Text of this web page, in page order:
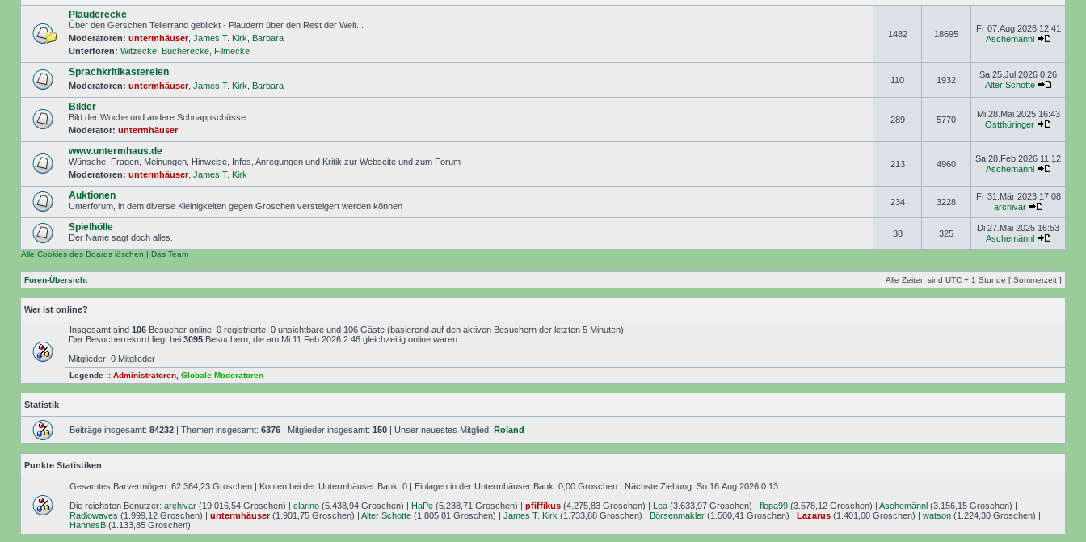
Plauderecke
Über den Gerschen Tellerrand geblickt - Plaudern über den Rest der Welt...
Moderatoren: untermhäuser, James T. Kirk
Barbara
Unterforen: Witzecke Bücherecke Filmecke
1482 18695
Fr 07.Aug 2026 12:41
Aschemännl
Sprachkritikastereien
Moderatoren: untermhäuser, James T. Kirk Barbara
110 1932
Sa 25.Jul 2026 0:26
Alter Schotte
Bilder
Bild der Woche und andere Schnappschüsse...
Moderator: untermhäuser
289 5770
Mi 28.Mai 2025 16:43
Ostthüringer
www.untermhaus.de
Wünsche, Fragen, Meinungen, Hinweise, Infos, Anregungen und Kritik zur Webseite und zum Forum
Moderatoren: untermhäuser, James T. Kirk
213 4960
Sa 28.Feb 2026 11:12
Aschemännl
Auktionen
Unterforum, in dem diverse Kleinigkeiten gegen Groschen versteigert werden können 234 3228
Fr 31.Mär 2023 17:08
archivar
Spielhölle
Der Name sagt doch alles. 38 325
Di 27.Mai 2025 16:53
Aschemännl
Alle Cookies des Boards löschen | Das Team
Foren-Übersicht Alle Zeiten sind UTC + 1 Stunde [ Sommerzeit ]
Wer ist online?
Insgesamt sind 106 Besucher online: 0 registrierte, 0 unsichtbare und 106 Gäste (basierend auf den aktiven Besuchern der letzten 5 Minuten)
Der Besucherrekord liegt bei 3095 Besuchern, die am Mi 11.Feb 2026 2:46 gleichzeitig online waren.
Mitglieder: 0 Mitglieder
Legende :: Administratoren Globale Moderatoren
Statistik
Beiträge insgesamt: 84232 | Themen insgesamt: 6376 | Mitglieder insgesamt: 150 | Unser neuestes Mitglied: Roland
Punkte Statistiken
Gesamtes Barvermögen: 62.364,23 Groschen | Konten bei der Untermhäuser Bank: 0 | Einlagen in der Untermhäuser Bank: 0,00 Groschen | Nächste Ziehung: So 16.Aug 2026 0:13
Die reichsten Benutzer: archivar (19.016,54 Groschen) | clarino (5.438,94 Groschen) | HaPe (5.238,71 Groschen) | pfiffikus (4.275,83 Groschen) | Lea (3.633,97 Groschen) | flopa99 (3.578,12 Groschen) | Aschemännl (3.156,15 Groschen) |
Radiowaves (1.999,12 Groschen) | untermhäuser(1.901,75 Groschen) | Alter Schotte (1.805,81 Groschen) | James T. Kirk (1.733,88 Groschen) | Börsenmakler (1.500,41 Groschen) | Lazarus (1.401,00 Groschen) | watson (1.224,30 Groschen) |
HannesB (1.133,85 Groschen)